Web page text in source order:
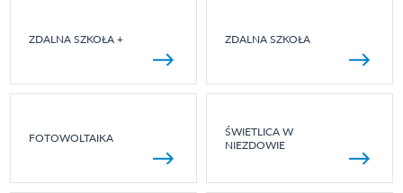
ZDALNA SZKOŁA + ZDALNA SZKOŁA
FOTOWOLTAIKA
ŚWIETLICA W
NIEZDOWIE